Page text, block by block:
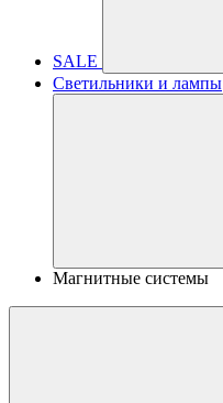
SALE
Светильники и лампы
Магнитные системы